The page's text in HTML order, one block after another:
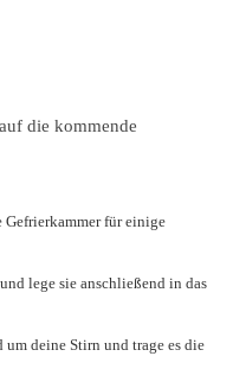
die kommende
Gefrierkammer für einige
lege sie anschließend in das
deine Stirn und trage es die